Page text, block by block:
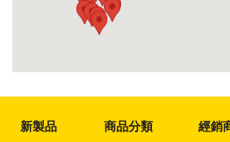
新製品 商品分類 經銷